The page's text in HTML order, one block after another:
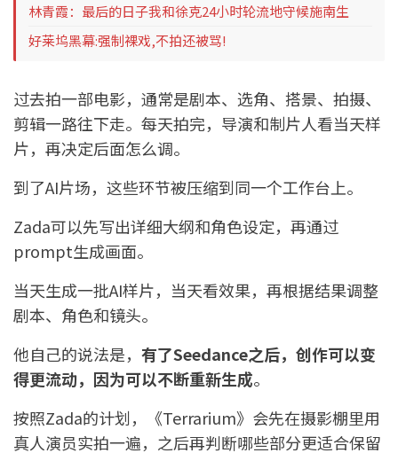
林青霞：最后的日子我和徐克24小时轮流地守候施南生
好莱坞黑幕:强制裸戏,不拍还被骂!
过去拍一部电影，通常是剧本、选角、搭景、拍摄、
剪辑一路往下走。每天拍完，导演和制片人看当天样
片，再决定后面怎么调。
到了AI片场，这些环节被压缩到同一个工作台上。
Zada可以先写出详细大纲和角色设定，再通过
prompt生成画面。
当天生成一批AI样片，当天看效果，再根据结果调整
剧本、角色和镜头。
他自己的说法是， 有了Seedance之后，创作可以变
得更流动，因为可以不断重新生成。
按照Zada的计划，《Terrarium》会先在摄影棚里用
真人演员实拍一遍，之后再判断哪些部分更适合保留